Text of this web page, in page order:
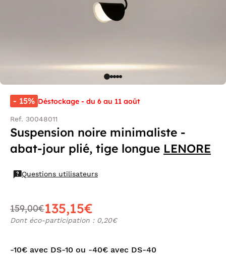
- 15% Déstockage - du 6 au 11 août
Ref. 30048011
Suspension noire minimaliste -
abat-jour plié, tige longue LENORE
Questions utilisateurs
159,00€135,15€
Dont éco-participation : 0,20€
-10€ avec DS-10 ou -40€ avec DS-40